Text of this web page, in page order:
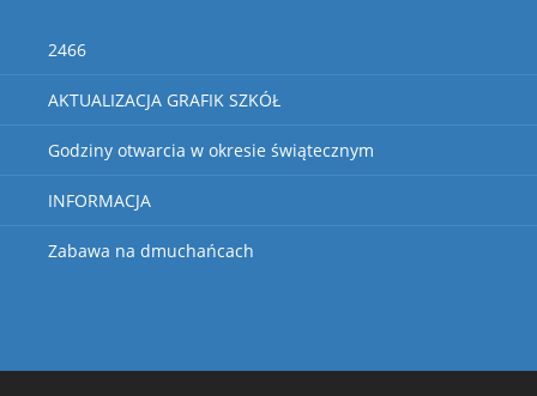
2466
AKTUALIZACJA GRAFIK SZKÓŁ
Godziny otwarcia w okresie świątecznym
INFORMACJA
Zabawa na dmuchańcach